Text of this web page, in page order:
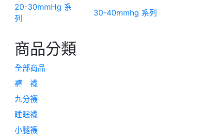
20-30mmHg 系
列
30-40mmhg 系列
商品分類
全部商品
褲 襪
九分襪
睡眠襪
小腿襪